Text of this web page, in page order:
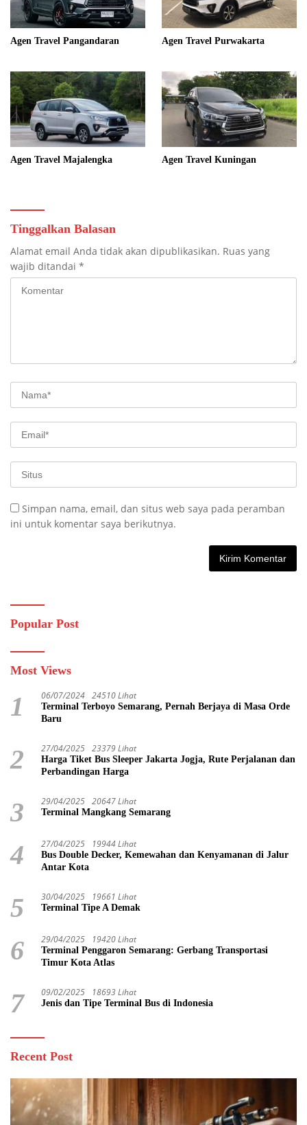
Agen Travel Pangandaran Agen Travel Purwakarta
Agen Travel Majalengka Agen Travel Kuningan
Tinggalkan Balasan
Alamat email Anda tidak akan dipublikasikan. Ruas yang
wajib ditandai *
Simpan nama, email, dan situs web saya pada peramban
ini untuk komentar saya berikutnya.
Popular Post
Most Views
1 06/07/2024 24510 Lihat
Terminal Terboyo Semarang, Pernah Berjaya di Masa Orde
Baru
2 27/04/2025 23379 Lihat
Harga Tiket Bus Sleeper Jakarta Jogja, Rute Perjalanan dan
Perbandingan Harga
3 29/04/2025 20647 Lihat
Terminal Mangkang Semarang
4 27/04/2025 19944 Lihat
Bus Double Decker, Kemewahan dan Kenyamanan di Jalur
Antar Kota
5 30/04/2025 19661 Lihat
Terminal Tipe A Demak
6 29/04/2025 19420 Lihat
Terminal Penggaron Semarang: Gerbang Transportasi
Timur Kota Atlas
7 09/02/2025 18693 Lihat
Jenis dan Tipe Terminal Bus di Indonesia
Recent Post